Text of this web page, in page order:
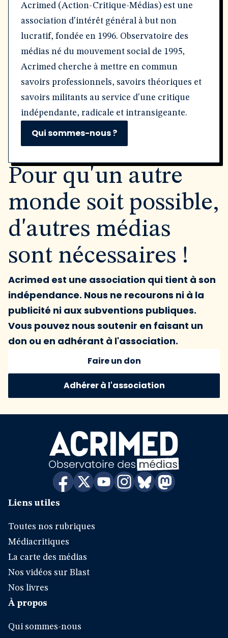
Acrimed (Action-Critique-Médias) est une
association d'intérêt général à but non
lucratif, fondée en 1996. Observatoire des
médias né du mouvement social de 1995,
Acrimed cherche à mettre en commun
savoirs professionnels, savoirs théoriques et
savoirs militants au service d'une critique
indépendante, radicale et intransigeante.
Qui sommes-nous ?
Pour qu'un autre
monde soit possible,
d'autres médias
sont nécessaires !
Acrimed est une association qui tient à son
indépendance. Nous ne recourons ni à la
publicité ni aux subventions publiques.
Vous pouvez nous soutenir en faisant un
don ou en adhérant à l'association.
Faire un don
Adhérer à l'association
Liens utiles
Toutes nos rubriques
Médiacritiques
La carte des médias
Nos vidéos sur Blast
Nos livres
À propos
Qui sommes-nous